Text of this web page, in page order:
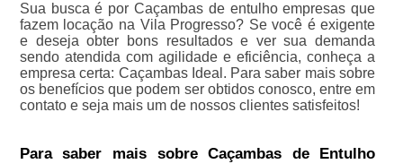
Sua busca é por Caçambas de entulho empresas que
fazem locação na Vila Progresso? Se você é exigente
e deseja obter bons resultados e ver sua demanda
sendo atendida com agilidade e eficiência, conheça a
empresa certa: Caçambas Ideal. Para saber mais sobre
os benefícios que podem ser obtidos conosco, entre em
contato e seja mais um de nossos clientes satisfeitos!
Para saber mais sobre Caçambas de Entulho